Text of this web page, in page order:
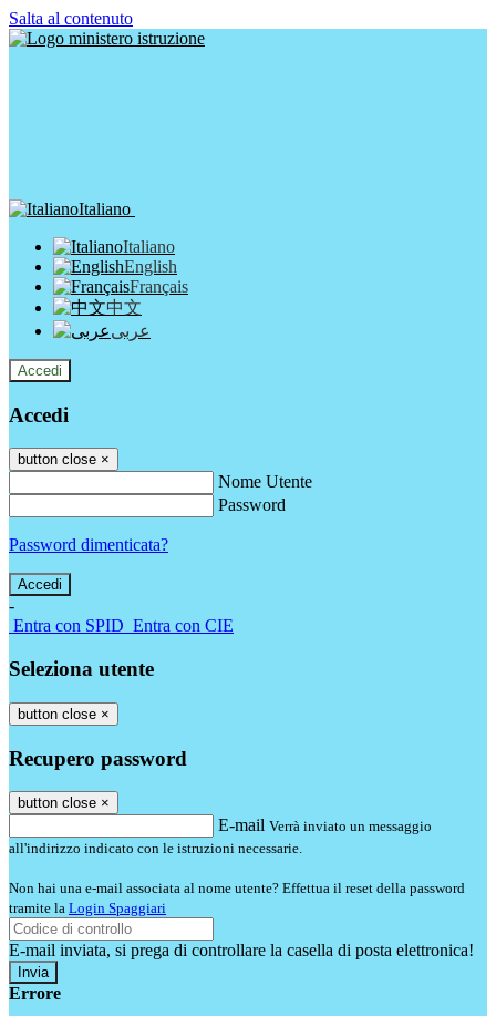
Salta al contenuto
Italiano
Italiano
English
Français
中文
عربى
Accedi
Accedi
button close ×
Nome Utente
Password
Password dimenticata?
-
Entra con SPID Entra con CIE
Seleziona utente
button close ×
Recupero password
button close ×
E-mail Verrà inviato un messaggio
all'indirizzo indicato con le istruzioni necessarie.
Non hai una e-mail associata al nome utente? Effettua il reset della password
tramite la Login Spaggiari
E-mail inviata, si prega di controllare la casella di posta elettronica!
Errore